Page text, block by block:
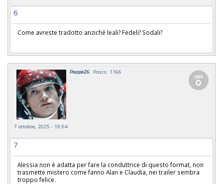
6
Come avreste tradotto anziché leali? Fedeli? Sodali?
Peppe26 Posts: 1166
7 ottobre, 2025 - 19:04
7
Alessia non è adatta per fare la conduttrice di questo format, non
trasmette mistero come fanno Alan e Claudia, nei trailer sembra
troppo felice.